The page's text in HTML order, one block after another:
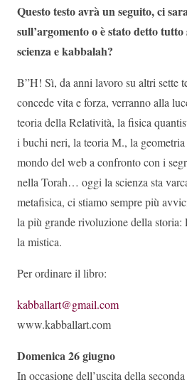
Questo testo avrà un seguito, ci
sull’argomento o è stato detto
scienza e kabbalah?
B”H! Sì, da anni lavoro su altri sette
concede vita e forza, verranno alla
teoria della Relatività, la fisica
i buchi neri, la teoria M., la
mondo del web a confronto con i
nella Torah… oggi la scienza sta
metafisica, ci stiamo sempre più
la più grande rivoluzione della storia:
la mistica.
Per ordinare il libro:
kabballart@gmail.com
www.kabballart.com
Domenica 26 giugno
In occasione dell’uscita della